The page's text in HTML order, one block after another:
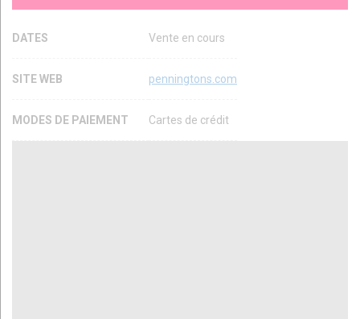
DATES Vente en cours
SITE WEB penningtons.com
MODES DE PAIEMENT Cartes de crédit